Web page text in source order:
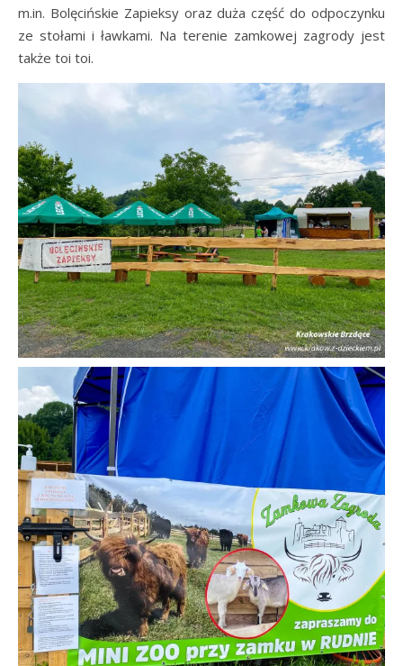
m.in. Bolęcińskie Zapieksy oraz duża część do odpoczynku
ze stołami i ławkami. Na terenie zamkowej zagrody jest
także toi toi.